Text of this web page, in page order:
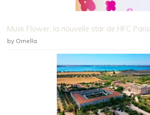
Musk Flower, la nouvelle star de HFC Paris
by Ornella